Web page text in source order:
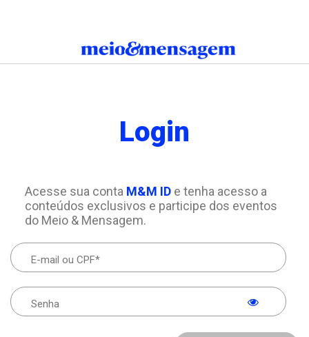
Login
Acesse sua conta M&M IDe tenha acesso a
conteúdos exclusivos e participe dos eventos
do Meio & Mensagem.